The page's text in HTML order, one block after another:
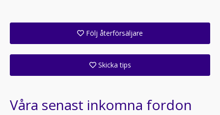
Följ återförsäljare
Skicka tips
Våra senast inkomna fordon